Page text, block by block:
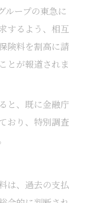
ループの東急に
するよう、相互
険料を割高に請
とが報道されま
と、既に金融庁
おり、特別調査
は、過去の支払